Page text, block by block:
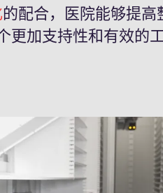
的配合，医院能够提高
更加支持性和有效的工